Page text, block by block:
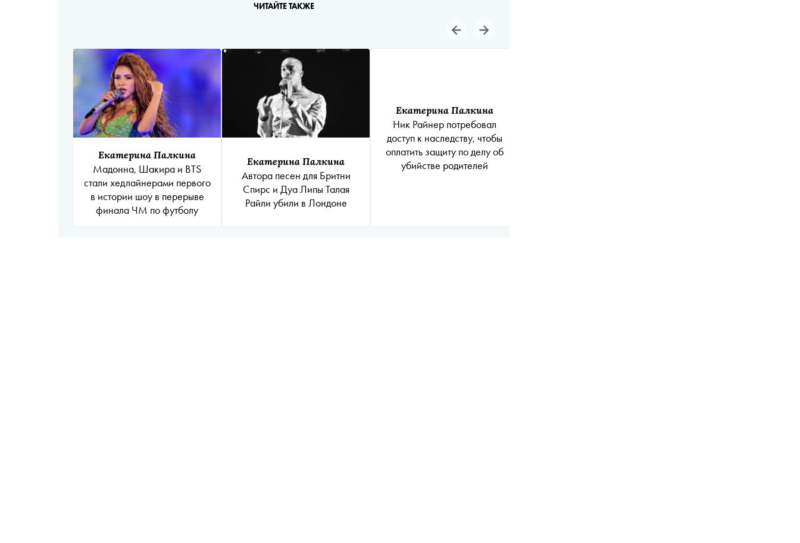
ЧИТАЙТЕ ТАКЖЕ
Екатерина Палкина
Мадонна, Шакира и BTS
стали хедлайнерами первого
в истории шоу в перерыве
финала ЧМ по футболу
Екатерина Палкина
Автора песен для Бритни
Спирс и Дуа Липы Талая
Райли убили в Лондоне
Екатерина Палкина
Ник Райнер потребовал
доступ к наследству, чтобы
оплатить защиту по делу об
убийстве родителей